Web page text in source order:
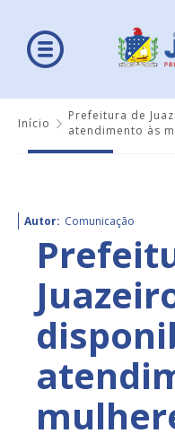
Início
Prefeitura de
atendimento às
Autor: Comunicação